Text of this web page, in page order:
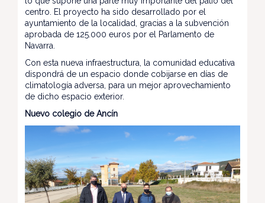
centro. El proyecto ha sido desarrollado por el
ayuntamiento de la localidad, gracias a la subvención
aprobada de 125.000 euros por el Parlamento de
Navarra.
Con esta nueva infraestructura, la comunidad educativa
dispondrá de un espacio donde cobijarse en días de
climatología adversa, para un mejor aprovechamiento
de dicho espacio exterior.
Nuevo colegio de Ancín